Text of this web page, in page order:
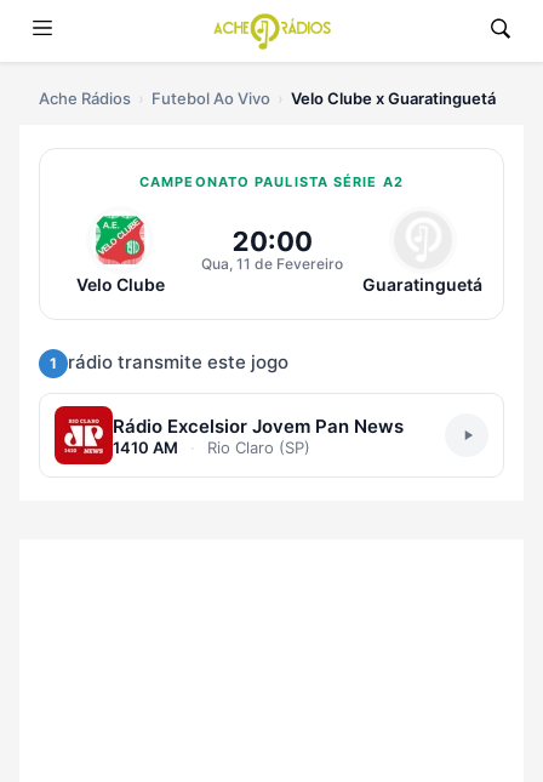
Ache Rádios Futebol Ao Vivo Velo Clube x Guaratinguetá
CAMPEONATO PAULISTA SÉRIE A2
Ouvir Velo Clube x
Velo Clube
20:00
Qua, 11 de Fevereiro
Guaratinguetá
1 rádio transmite este jogo
Rádio Excelsior Jovem Pan News
1410 AM · Rio Claro (SP)